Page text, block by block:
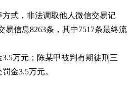
式，非法调取他人微信交易记
易信息8263条，其中7517条最终流
万元；陈某甲被判有期徒刑三
金3.5万元。